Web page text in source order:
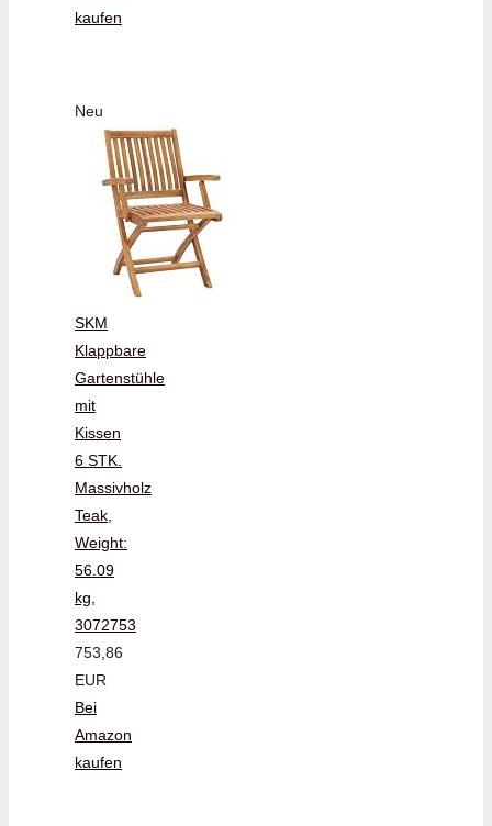
kaufen
Neu
SKM
Klappbare
Gartenstühle
mit
Kissen
6 STK.
Massivholz
Teak,
Weight:
56.09
kg,
3072753
753,86
EUR
Bei
Amazon
kaufen